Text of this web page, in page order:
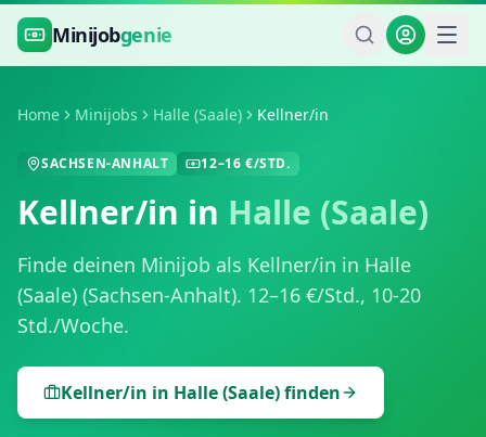
Zum Hauptinhalt springen
Minijobgenie
Home Minijobs Halle (Saale) Kellner/in
SACHSEN-ANHALT 12–16 €/STD.
Kellner/in in Halle (Saale)
Finde deinen Minijob als Kellner/in in Halle
(Saale) (Sachsen-Anhalt). 12–16 €/Std., 10-20
Std./Woche.
Kellner/in in Halle (Saale)finden